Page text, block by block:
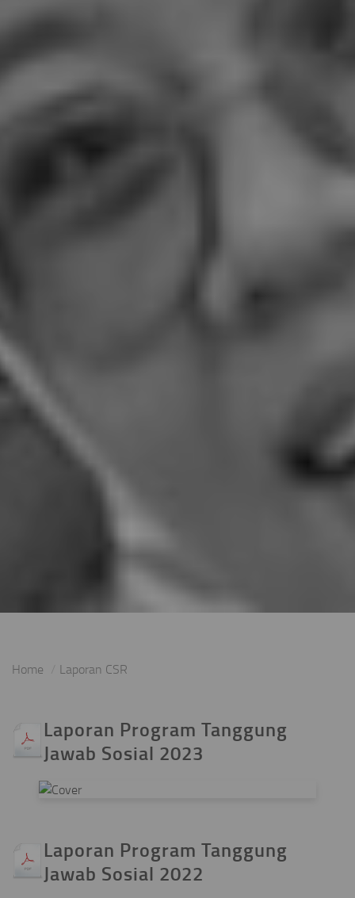
Home Laporan CSR
Laporan Program Tanggung
Jawab Sosial 2023
Laporan Program Tanggung
Jawab Sosial 2022